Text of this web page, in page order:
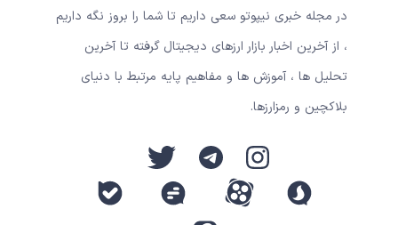
در مجله خبری نیپوتو سعی داریم تا شما را بروز نگه داریم
، از آخرین اخبار بازار ارزهای دیجیتال گرفته تا آخرین
تحلیل ها ، آموزش ها و مفاهیم پایه مرتبط با دنیای
بلاکچین و رمزارزها.